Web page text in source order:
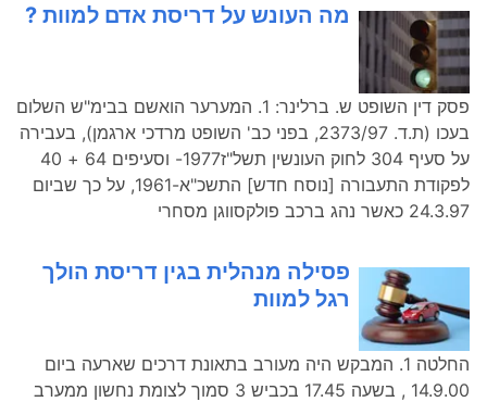
מה העונש על דריסת אדם למוות ?
פסק דין השופט ש. ברלינר: 1. המערער הואשם בבימ"ש השלום
בעכו (ת.ד. 2373/97, בפני כב' השופט מרדכי ארגמן), בעבירה
על סעיף 304 לחוק העונשין תשל"ז1977- וסעיפים 64 + 40
לפקודת התעבורה [נוסח חדש] התשכ"א-1961, על כך שביום
24.3.97 כאשר נהג ברכב פולקסווגן מסחרי
פסילה מנהלית בגין דריסת הולך
רגל למוות
החלטה 1. המבקש היה מעורב בתאונת דרכים שארעה ביום
14.9.00 , בשעה 17.45 בכביש 3 סמוך לצומת נחשון ממערב